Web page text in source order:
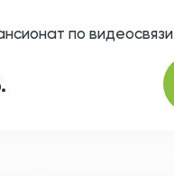
по видеосвязи